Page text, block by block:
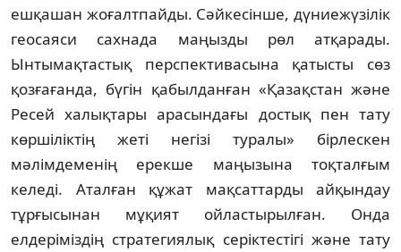
ешқашан жоғалтпайды. Сәйкесінше, дүние­жүзілік
геосаяси сахнада маңызды рөл ат­қарады.
Ынтымақтастық перспек­тивасына қатысты сөз
қозғағанда, бүгін қабылданған «Қазақстан және
Ресей ха­лық­тары арасын­дағы достық пен тату
көр­шіліктің жеті негізі туралы» бірлескен
мәлімдеменің ерекше маңызына тоқ­талғым
келеді. Аталған құжат мақ­саттарды айқындау
тұрғысынан мұқият ой­ласты­рыл­ған. Онда
елдеріміздің страте­гиялық се­ріктестігі және тату